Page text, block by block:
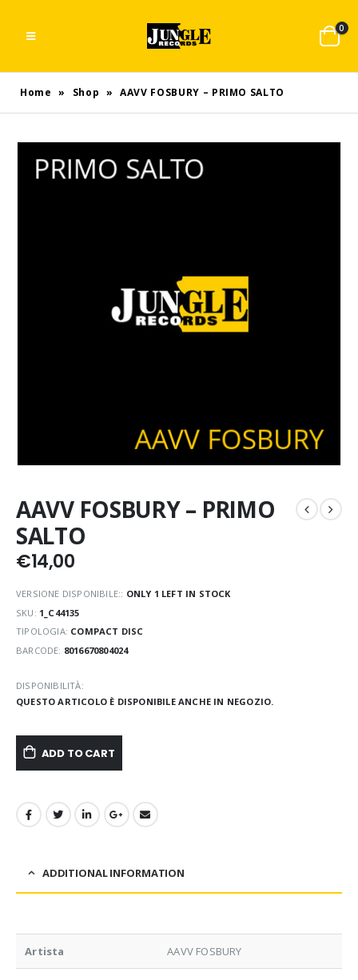
0
Home » Shop » AAVV FOSBURY – PRIMO SALTO
AAVV FOSBURY – PRIMO
SALTO
€14,00
VERSIONE DISPONIBILE:: ONLY 1 LEFT IN STOCK
SKU: 1_C44135
TIPOLOGIA: COMPACT DISC
BARCODE: 8016670804024
DISPONIBILITÀ:
QUESTO ARTICOLO È DISPONIBILE ANCHE IN NEGOZIO.
ADD TO CART
ADDITIONAL INFORMATION
Artista AAVV FOSBURY